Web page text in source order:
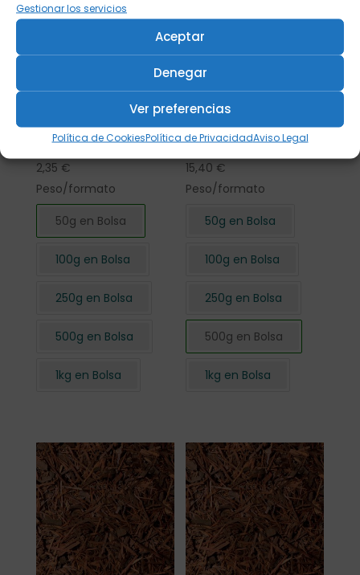
Gestionar los servicios
Aceptar
Denegar
Ver preferencias
Política de CookiesPolítica de PrivacidadAviso Legal
Flor de Hibisco
cortada 50 gr.
2,35 €
Peso/formato
50g en Bolsa
100g en Bolsa
250g en Bolsa
500g en Bolsa
1kg en Bolsa
Flor de Hibisco
cortada 500 gr.
15,40 €
Peso/formato
50g en Bolsa
100g en Bolsa
250g en Bolsa
500g en Bolsa
1kg en Bolsa